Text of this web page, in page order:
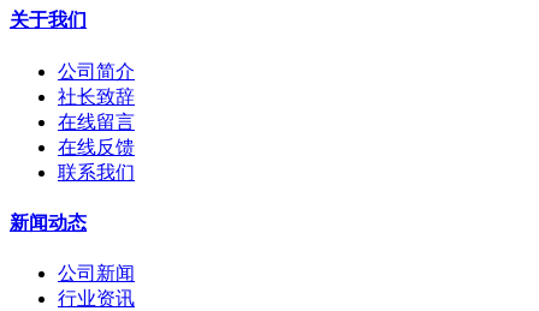
关于我们
公司简介
社长致辞
在线留言
在线反馈
联系我们
新闻动态
公司新闻
行业资讯